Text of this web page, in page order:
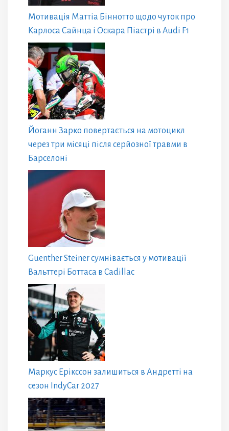
Мотивація Маттіа Біннотто щодо чуток про
Карлоса Сайнца і Оскара Піастрі в Audi F1
Йоганн Зарко повертається на мотоцикл
через три місяці після серйозної травми в
Барселоні
Guenther Steiner сумнівається у мотивації
Вальттері Боттаса в Cadillac
Маркус Ерікссон залишиться в Андретті на
сезон IndyCar 2027